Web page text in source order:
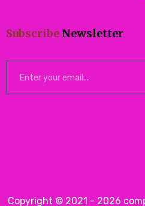
Subscribe Newsletter
Copyright © 2021 - 2026